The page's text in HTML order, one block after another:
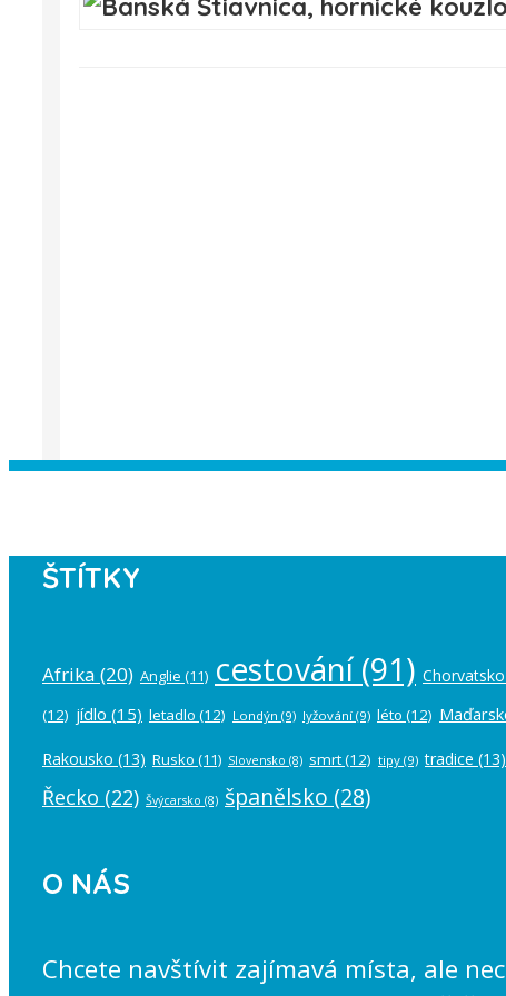
ŠTÍTKY
Afrika (20) Anglie (11) cestování(91) Chorvatsko
(12) jídlo (15) letadlo (12) Londýn (9) lyžování (9) léto (12)
Rakousko (13) Rusko (11) Slovensko (8) smrt(12) tipy (9) tradice (13)
Řecko (22) Švýcarsko (8) španělsko (28)
O NÁS
Chcete navštívit zajímavá místa, ale